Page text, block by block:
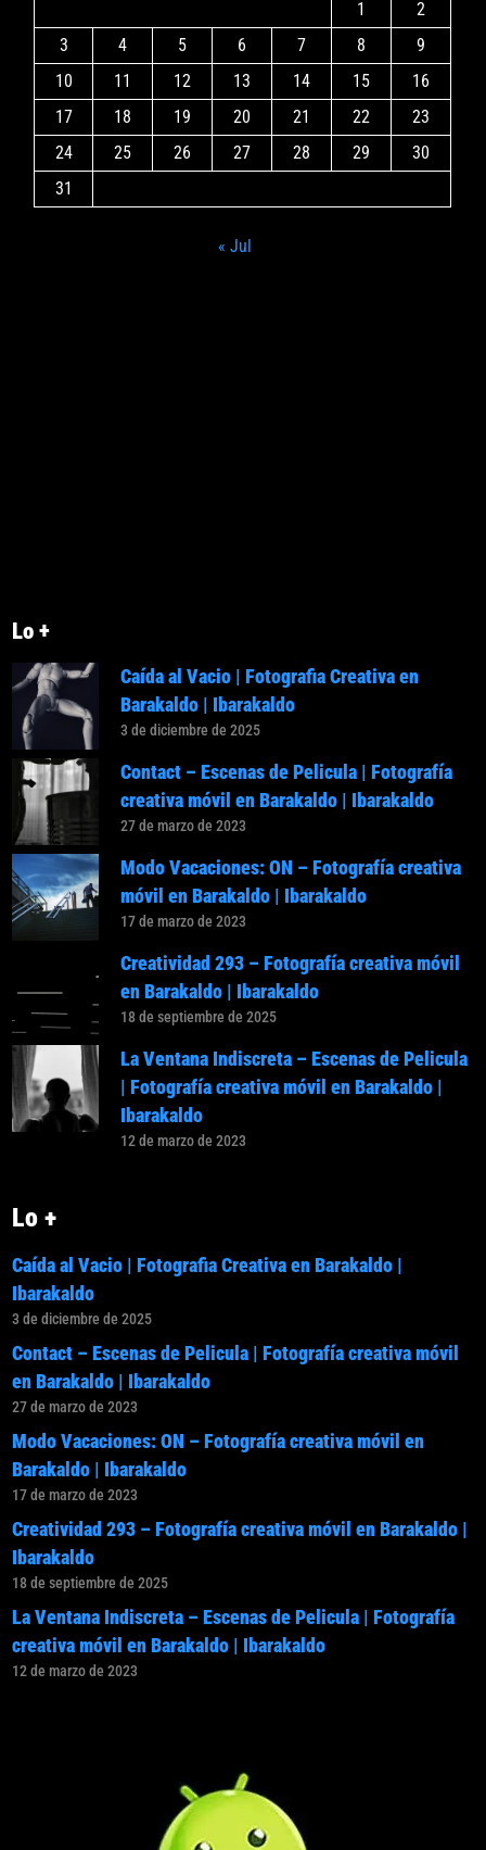
1
2
3
4 5 6 7 8
9
10
11 12 13 14 15
16
17
18 19 20 21 22
23
24
25 26 27 28 29
30
31
« Jul
Lo +
Caída al Vacio | Fotografia Creativa en
Barakaldo | Ibarakaldo
3 de diciembre de 2025
Contact – Escenas de Pelicula | Fotografía
creativa móvil en Barakaldo | Ibarakaldo
27 de marzo de 2023
Modo Vacaciones: ON – Fotografía creativa
móvil en Barakaldo | Ibarakaldo
17 de marzo de 2023
Creatividad 293 – Fotografía creativa móvil
en Barakaldo | Ibarakaldo
18 de septiembre de 2025
La Ventana Indiscreta – Escenas de Pelicula
| Fotografía creativa móvil en Barakaldo |
Ibarakaldo
12 de marzo de 2023
Lo +
Caída al Vacio | Fotografia Creativa en Barakaldo |
Ibarakaldo
3 de diciembre de 2025
Contact – Escenas de Pelicula | Fotografía creativa móvil
en Barakaldo | Ibarakaldo
27 de marzo de 2023
Modo Vacaciones: ON – Fotografía creativa móvil en
Barakaldo | Ibarakaldo
17 de marzo de 2023
Creatividad 293 – Fotografía creativa móvil en Barakaldo |
Ibarakaldo
18 de septiembre de 2025
La Ventana Indiscreta – Escenas de Pelicula | Fotografía
creativa móvil en Barakaldo | Ibarakaldo
12 de marzo de 2023